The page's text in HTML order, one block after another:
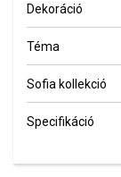
Dekoráció
Téma
Sofia kollekció
Specifikáció